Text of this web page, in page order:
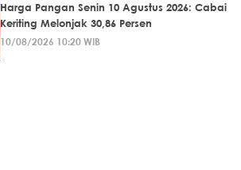
Harga Pangan Senin 10 Agustus 2026: Cabai
Keriting Melonjak 30,86 Persen
10/08/2026 10:20 WIB